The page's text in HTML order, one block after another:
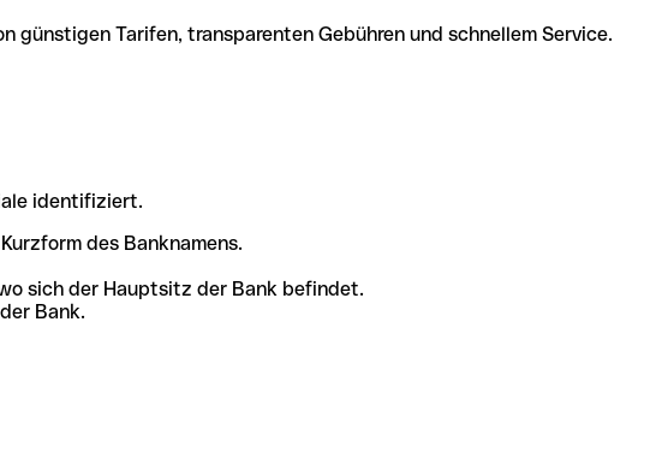
günstigen Tarifen, transparenten Gebühren und schnellem Service.
identifiziert.
des Banknamens.
sich der Hauptsitz der Bank befindet.
Bank.